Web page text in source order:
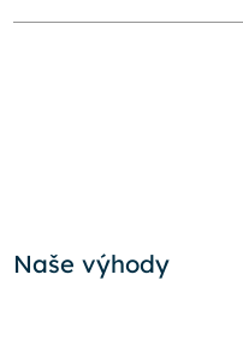
Naše výhody